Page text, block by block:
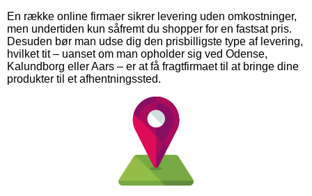
En række online firmaer sikrer levering uden omkostninger,
men undertiden kun såfremt du shopper for en fastsat pris.
Desuden bør man udse dig den prisbilligste type af levering,
hvilket tit – uanset om man opholder sig ved Odense,
Kalundborg eller Aars – er at få fragtfirmaet til at bringe dine
produkter til et afhentningssted.